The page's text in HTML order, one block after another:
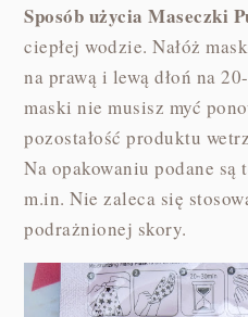
Sposób użycia Maseczki
ciepłej wodzie. Nałóż
na prawą i lewą dłoń na
maski nie musisz myć
pozostałość produktu
Na opakowaniu podane
m.in. Nie zaleca się
podrażnionej skory.